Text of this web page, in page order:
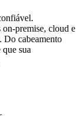
on-premise, cloud e
Do cabeamento
sua